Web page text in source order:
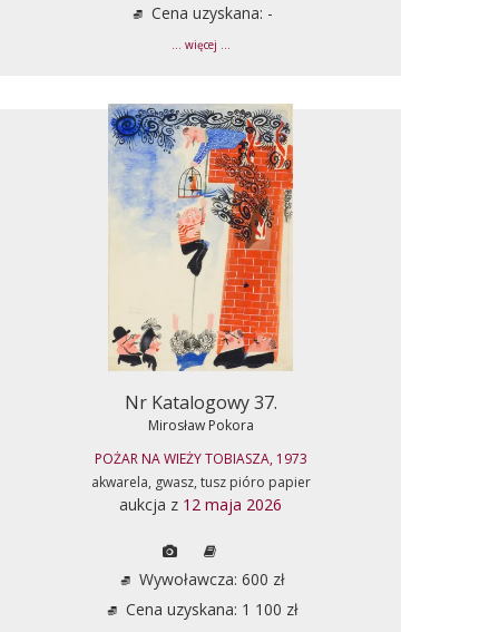
Cena uzyskana: -
... więcej ...
Nr Katalogowy 37.
Mirosław Pokora
POŻAR NA WIEŻY TOBIASZA, 1973
akwarela, gwasz, tusz pióro papier
aukcja z 12 maja 2026
Wywoławcza: 600 zł
Cena uzyskana: 1 100 zł